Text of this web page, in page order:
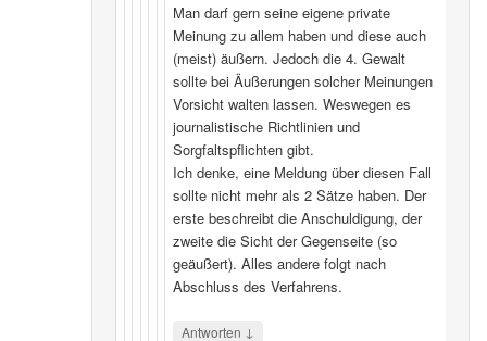
Man darf gern seine eigene private
Meinung zu allem haben und diese auch
(meist) äußern. Jedoch die 4. Gewalt
sollte bei Äußerungen solcher Meinungen
Vorsicht walten lassen. Weswegen es
journalistische Richtlinien und
Sorgfaltspflichten gibt.
Ich denke, eine Meldung über diesen Fall
sollte nicht mehr als 2 Sätze haben. Der
erste beschreibt die Anschuldigung, der
zweite die Sicht der Gegenseite (so
geäußert). Alles andere folgt nach
Abschluss des Verfahrens.
Antworten ↓